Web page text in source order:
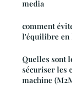
media
comment
l'équilibre en
Quelles sont
sécuriser les
machine